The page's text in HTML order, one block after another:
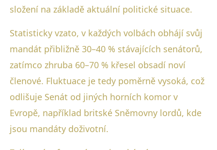
složení na základě aktuální politické situace.
Statisticky vzato, v každých volbách obhájí svůj
mandát přibližně 30–40 % stávajících senátorů,
zatímco zhruba 60–70 % křesel obsadí noví
členové. Fluktuace je tedy poměrně vysoká, což
odlišuje Senát od jiných horních komor v
Evropě, například britské Sněmovny lordů, kde
jsou mandáty doživotní.